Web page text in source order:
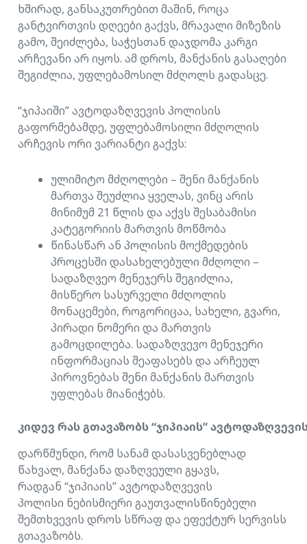
ხშირად, განსაკუთრებით მაშინ, როცა
განტვირთვის დღეები გაქვს, მრავალი მიზეზის
გამო, შეიძლება, საჭესთან დაჯდომა კარგი
არჩევანი არ იყოს. ამ დროს, მანქანის გასაღები
შეგიძლია, უფლებამოსილ მძღოლს გადასცე.
“ჯიპაიში” ავტოდაზღვევის პოლისის
გაფორმებამდე, უფლებამოსილი მძღოლის
არჩევის ორი ვარიანტი გაქვს:
ულიმიტო მძღოლები – შენი მანქანის
მართვა შეუძლია ყველას, ვინც არის
მინიმუმ 21 წლის და აქვს შესაბამისი
კატეგორიის მართვის მოწმობა
წინასწარ ან პოლისის მოქმედების
პროცესში დასახელებული მძღოლი –
სადაზღვეო მენეჯერს შეგიძლია,
მისწერო სასურველი მძღოლის
მონაცემები, როგორიცაა, სახელი, გვარი,
პირადი ნომერი და მართვის
გამოცდილება. სადაზღვევო მენეჯერი
ინფორმაციას შეაფასებს და არჩეულ
პიროვნებას შენი მანქანის მართვის
უფლებას მიანიჭებს.
კიდევ რასგთავაზობს“ჯიპიაის”
დარწმუნდი, რომ სანამ დასასვენებლად
წახვალ, მანქანა დაზღვეული გყავს,
რადგან “ჯიპიაის” ავტოდაზღვევის
პოლისი ნებისმიერი გაუთვალისწინებელი
შემთხვევის დროს სწრაფ და ეფექტურ სერვისს
გთავაზობს.